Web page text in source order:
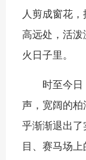
人剪成窗花
高远处，活
火日子里。
时至今
声，宽阔的
乎渐渐退出
目、赛马场